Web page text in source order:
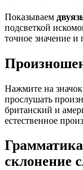
Показываем
подсветкой
точное значение и
Нажмите на
прослушать
британский и
естественное
склонение